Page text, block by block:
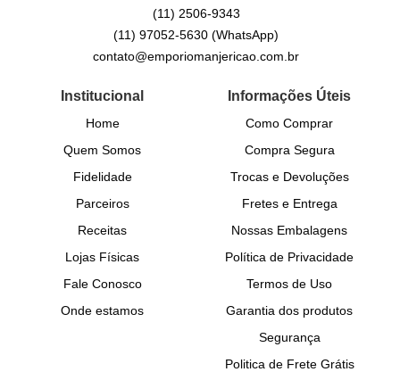
(11) 2506-9343
(11) 97052-5630(WhatsApp)
contato@emporiomanjericao.com.br
Institucional
Home
Quem Somos
Fidelidade
Parceiros
Receitas
Lojas Físicas
Fale Conosco
Onde estamos
Informações Úteis
Como Comprar
Compra Segura
Trocas e Devoluções
Fretes e Entrega
Nossas Embalagens
Política de Privacidade
Termos de Uso
Garantia dos produtos
Segurança
Politica de Frete Grátis